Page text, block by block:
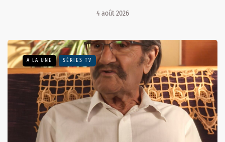
4 août 2026
A LA UNE SÉRIES TV